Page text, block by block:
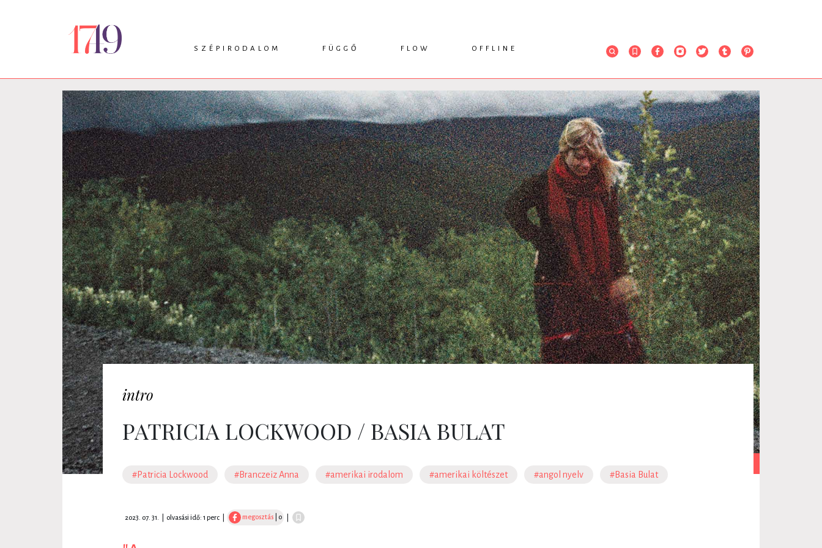
SZÉPIRODALOM
VERS
DRÁMA
FÜGGŐ
KRITIKA
PODCAST
FLOW
INTERJÚ
IKSZEK
TOPLISTA
OFFLINE
RENDEZVÉNYEK
intro
PATRICIA LOCKWOOD / BASIA BULAT
#Patricia Lockwood #Branczeiz Anna #amerikai irodalom #amerikai költészet #angol nyelv #Basia Bulat
2023. 07. 31. olvasási idő: 1 perc megosztás | 0